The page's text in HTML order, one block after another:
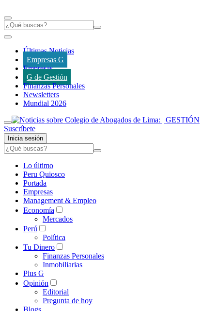
Últimas Noticias
Empresas G
Empresas
G de Gestión
Finanzas Personales
Newsletters
Mundial 2026
Suscríbete
Inicia sesión
Lo último
Peru Quiosco
Portada
Empresas
Management & Empleo
Economía
Mercados
Perú
Política
Tu Dinero
Finanzas Personales
Inmobiliarias
Plus G
Opinión
Editorial
Pregunta de hoy
Blogs